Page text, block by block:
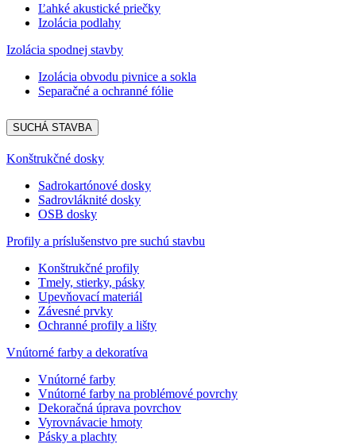
Ľahké akustické priečky
Izolácia podlahy
Izolácia spodnej stavby
Izolácia obvodu pivnice a sokla
Separačné a ochranné fólie
SUCHÁ STAVBA
Konštrukčné dosky
Sadrokartónové dosky
Sadrovláknité dosky
OSB dosky
Profily a príslušenstvo pre suchú stavbu
Konštrukčné profily
Tmely, stierky, pásky
Upevňovací materiál
Závesné prvky
Ochranné profily a lišty
Vnútorné farby a dekoratíva
Vnútorné farby
Vnútorné farby na problémové povrchy
Dekoračná úprava povrchov
Vyrovnávacie hmoty
Pásky a plachty